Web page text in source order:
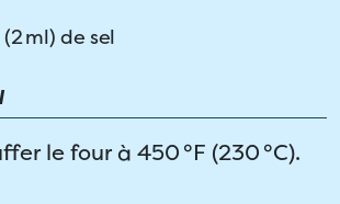
ml) de sel
le four à 450 °F (230 °C).